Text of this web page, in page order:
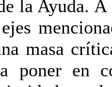
la Ayuda.
masa
poner en